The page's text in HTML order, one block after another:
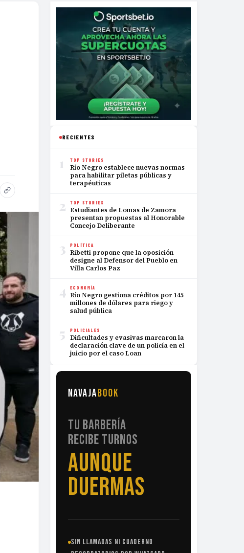
RECIENTES
1 TOP STORIES
Río Negro establece nuevas normas
para habilitar piletas públicas y
terapéuticas
2 TOP STORIES
Estudiantes de Lomas de Zamora
presentan propuestas al Honorable
Concejo Deliberante
3 POLÍTICA
Ribetti propone que la oposición
designe al Defensor del Pueblo en
Villa Carlos Paz
4 ECONOMÍA
Río Negro gestiona créditos por 145
millones de dólares para riego y
salud pública
5 POLICIALES
Dificultades y evasivas marcaron la
declaración clave de un policía en el
juicio por el caso Loan
NAVAJABOOK
TU BARBERÍA
RECIBE TURNOS
SIN
LLAMADAS
SIN LLAMADAS NI CUADERNO